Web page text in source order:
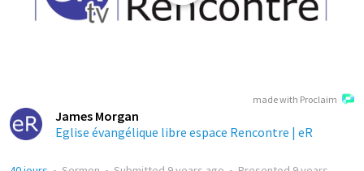
made with Proclaim
James Morgan
Eglise évangélique libre espace Rencontre | eR